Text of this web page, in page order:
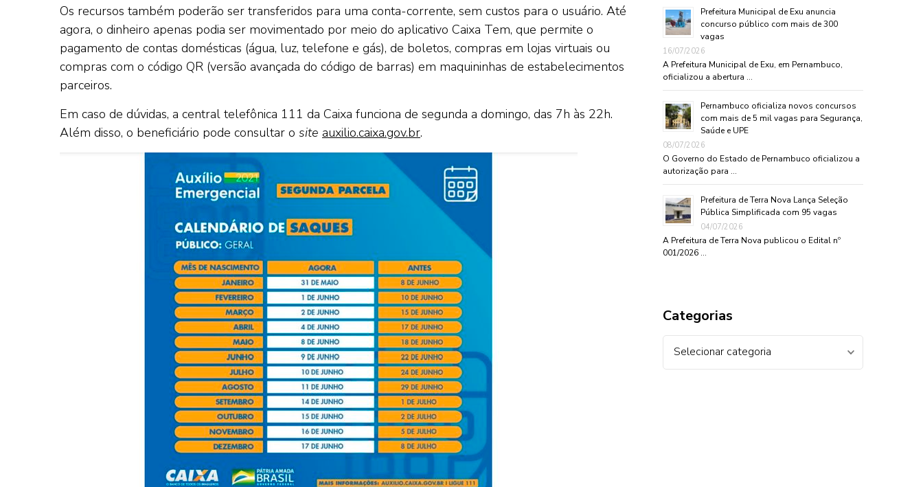
Os recursos também poderão ser transferidos para uma conta-corrente, sem custos para o usuário. Até
agora, o dinheiro apenas podia ser movimentado por meio do aplicativo Caixa Tem, que permite o
pagamento de contas domésticas (água, luz, telefone e gás), de boletos, compras em lojas virtuais ou
compras com o código QR (versão avançada do código de barras) em maquininhas de estabelecimentos
parceiros.
Em caso de dúvidas, a central telefônica 111 da Caixa funciona de segunda a domingo, das 7h às 22h.
Além disso, o beneficiário pode consultar o site auxilio.caixa.gov.br.
Prefeitura Municipal de Exu anuncia
concurso público com mais de 300
vagas
16/07/2026
A Prefeitura Municipal de Exu, em Pernambuco,
oficializou a abertura …
Pernambuco oficializa novos concursos
com mais de 5 mil vagas para Segurança,
Saúde e UPE
08/07/2026
O Governo do Estado de Pernambuco oficializou a
autorização para …
Prefeitura de Terra Nova Lança Seleção
Pública Simplificada com 95 vagas
04/07/2026
A Prefeitura de Terra Nova publicou o Edital nº
001/2026 …
Categorias
Categorias